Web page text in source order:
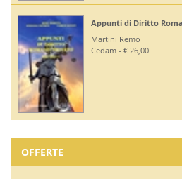
Appunti di Diritto Romano
Martini Remo
Cedam - € 26,00
OFFERTE